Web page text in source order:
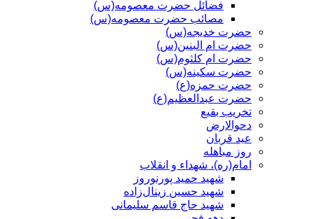
فضائل حضرت معصومه(س)
مصائب حضرت معصومه(س)
حضرت خدیجه(س)
حضرت ام البنین(س)
حضرت ام کلثوم(س)
حضرت سکینه(س)
حضرت حمزه(ع)
حضرت عبدالعظیم(ع)
تخریب بقیع
دحوالارض
عید قربان
روز مباهله
امام(ره)، شهداء و انقلاب
شهید حمید پورنوروز
شهید حسین زینال‌زاده
شهید حاج قاسم سلیمانی